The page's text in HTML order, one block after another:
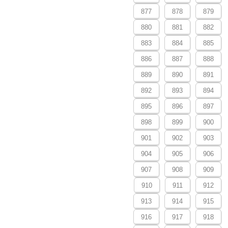
877 878 879
880 881 882
883 884 885
886 887 888
889 890 891
892 893 894
895 896 897
898 899 900
901 902 903
904 905 906
907 908 909
910 911 912
913 914 915
916 917 918